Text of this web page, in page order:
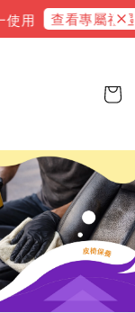
查看專屬禮遇 新